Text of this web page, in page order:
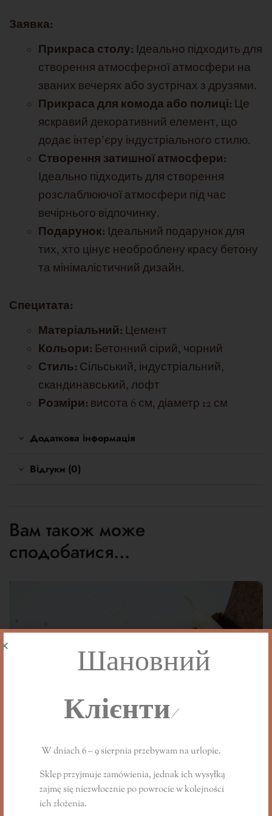
Заявка:
Прикраса столу: Ідеально підходить для
створення атмосферної атмосфери на
званих вечерях або зустрічах з друзями.
Прикраса для комода або полиці: Це
яскравий декоративний елемент, що
додає інтер'єру індустріального стилю.
Створення затишної атмосфери:
Ідеально підходить для створення
розслаблюючої атмосфери під час
вечірнього відпочинку.
Подарунок: Ідеальний подарунок для
тих, хто цінує необроблену красу бетону
та мінімалістичний дизайн.
Специтата:
Матеріальний: Цемент
Кольори: Бетонний сірий, чорний
Стиль: Сільський, індустріальний,
скандинавський, лофт
Розміри: висота 6 см, діаметр 12 см
Додаткова інформація
Відгуки (0)
Вам також може
сподобатися…
Шановний
Клієнти!
W dniach 6 – 9 sierpnia przebywam na urlopie.
Sklep przyjmuje zamówienia, jednak ich wysyłką
zajmę się niezwłoczniepo powrociew kolejności
ich złożenia.